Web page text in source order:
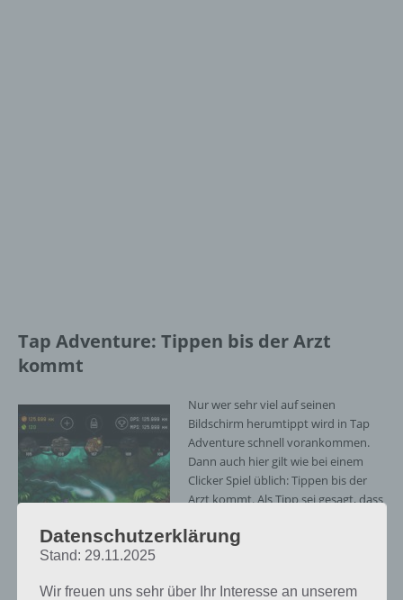
Tap Adventure: Tippen bis der Arzt
kommt
Nur wer sehr viel auf seinen
Bildschirm herumtippt wird in Tap
Adventure schnell vorankommen.
Dann auch hier gilt wie bei einem
Clicker Spiel üblich: Tippen bis der
Arzt kommt. Als Tipp sei gesagt, dass
könnt, denn so macht ihr mit jedem
Datenschutzerklärung
Stand: 29.11.2025
Wir freuen uns sehr über Ihr Interesse an unserem